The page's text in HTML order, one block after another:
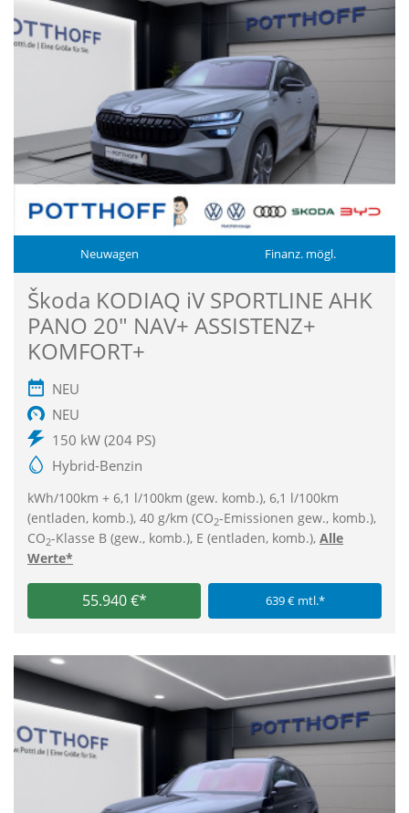
Neuwagen Finanz. mögl.
Škoda KODIAQ iV SPORTLINE AHK
PANO 20" NAV+ ASSISTENZ+
KOMFORT+
NEU
NEU
150 kW (204 PS)
Hybrid-Benzin
kWh/100km + 6,1 l/100km (gew. komb.), 6,1 l/100km
(entladen, komb.), 40 g/km (CO2-Emissionen gew., komb.),
CO2-Klasse B (gew., komb.), E (entladen, komb.), Alle
Werte*
55.940 €* 639 € mtl.*